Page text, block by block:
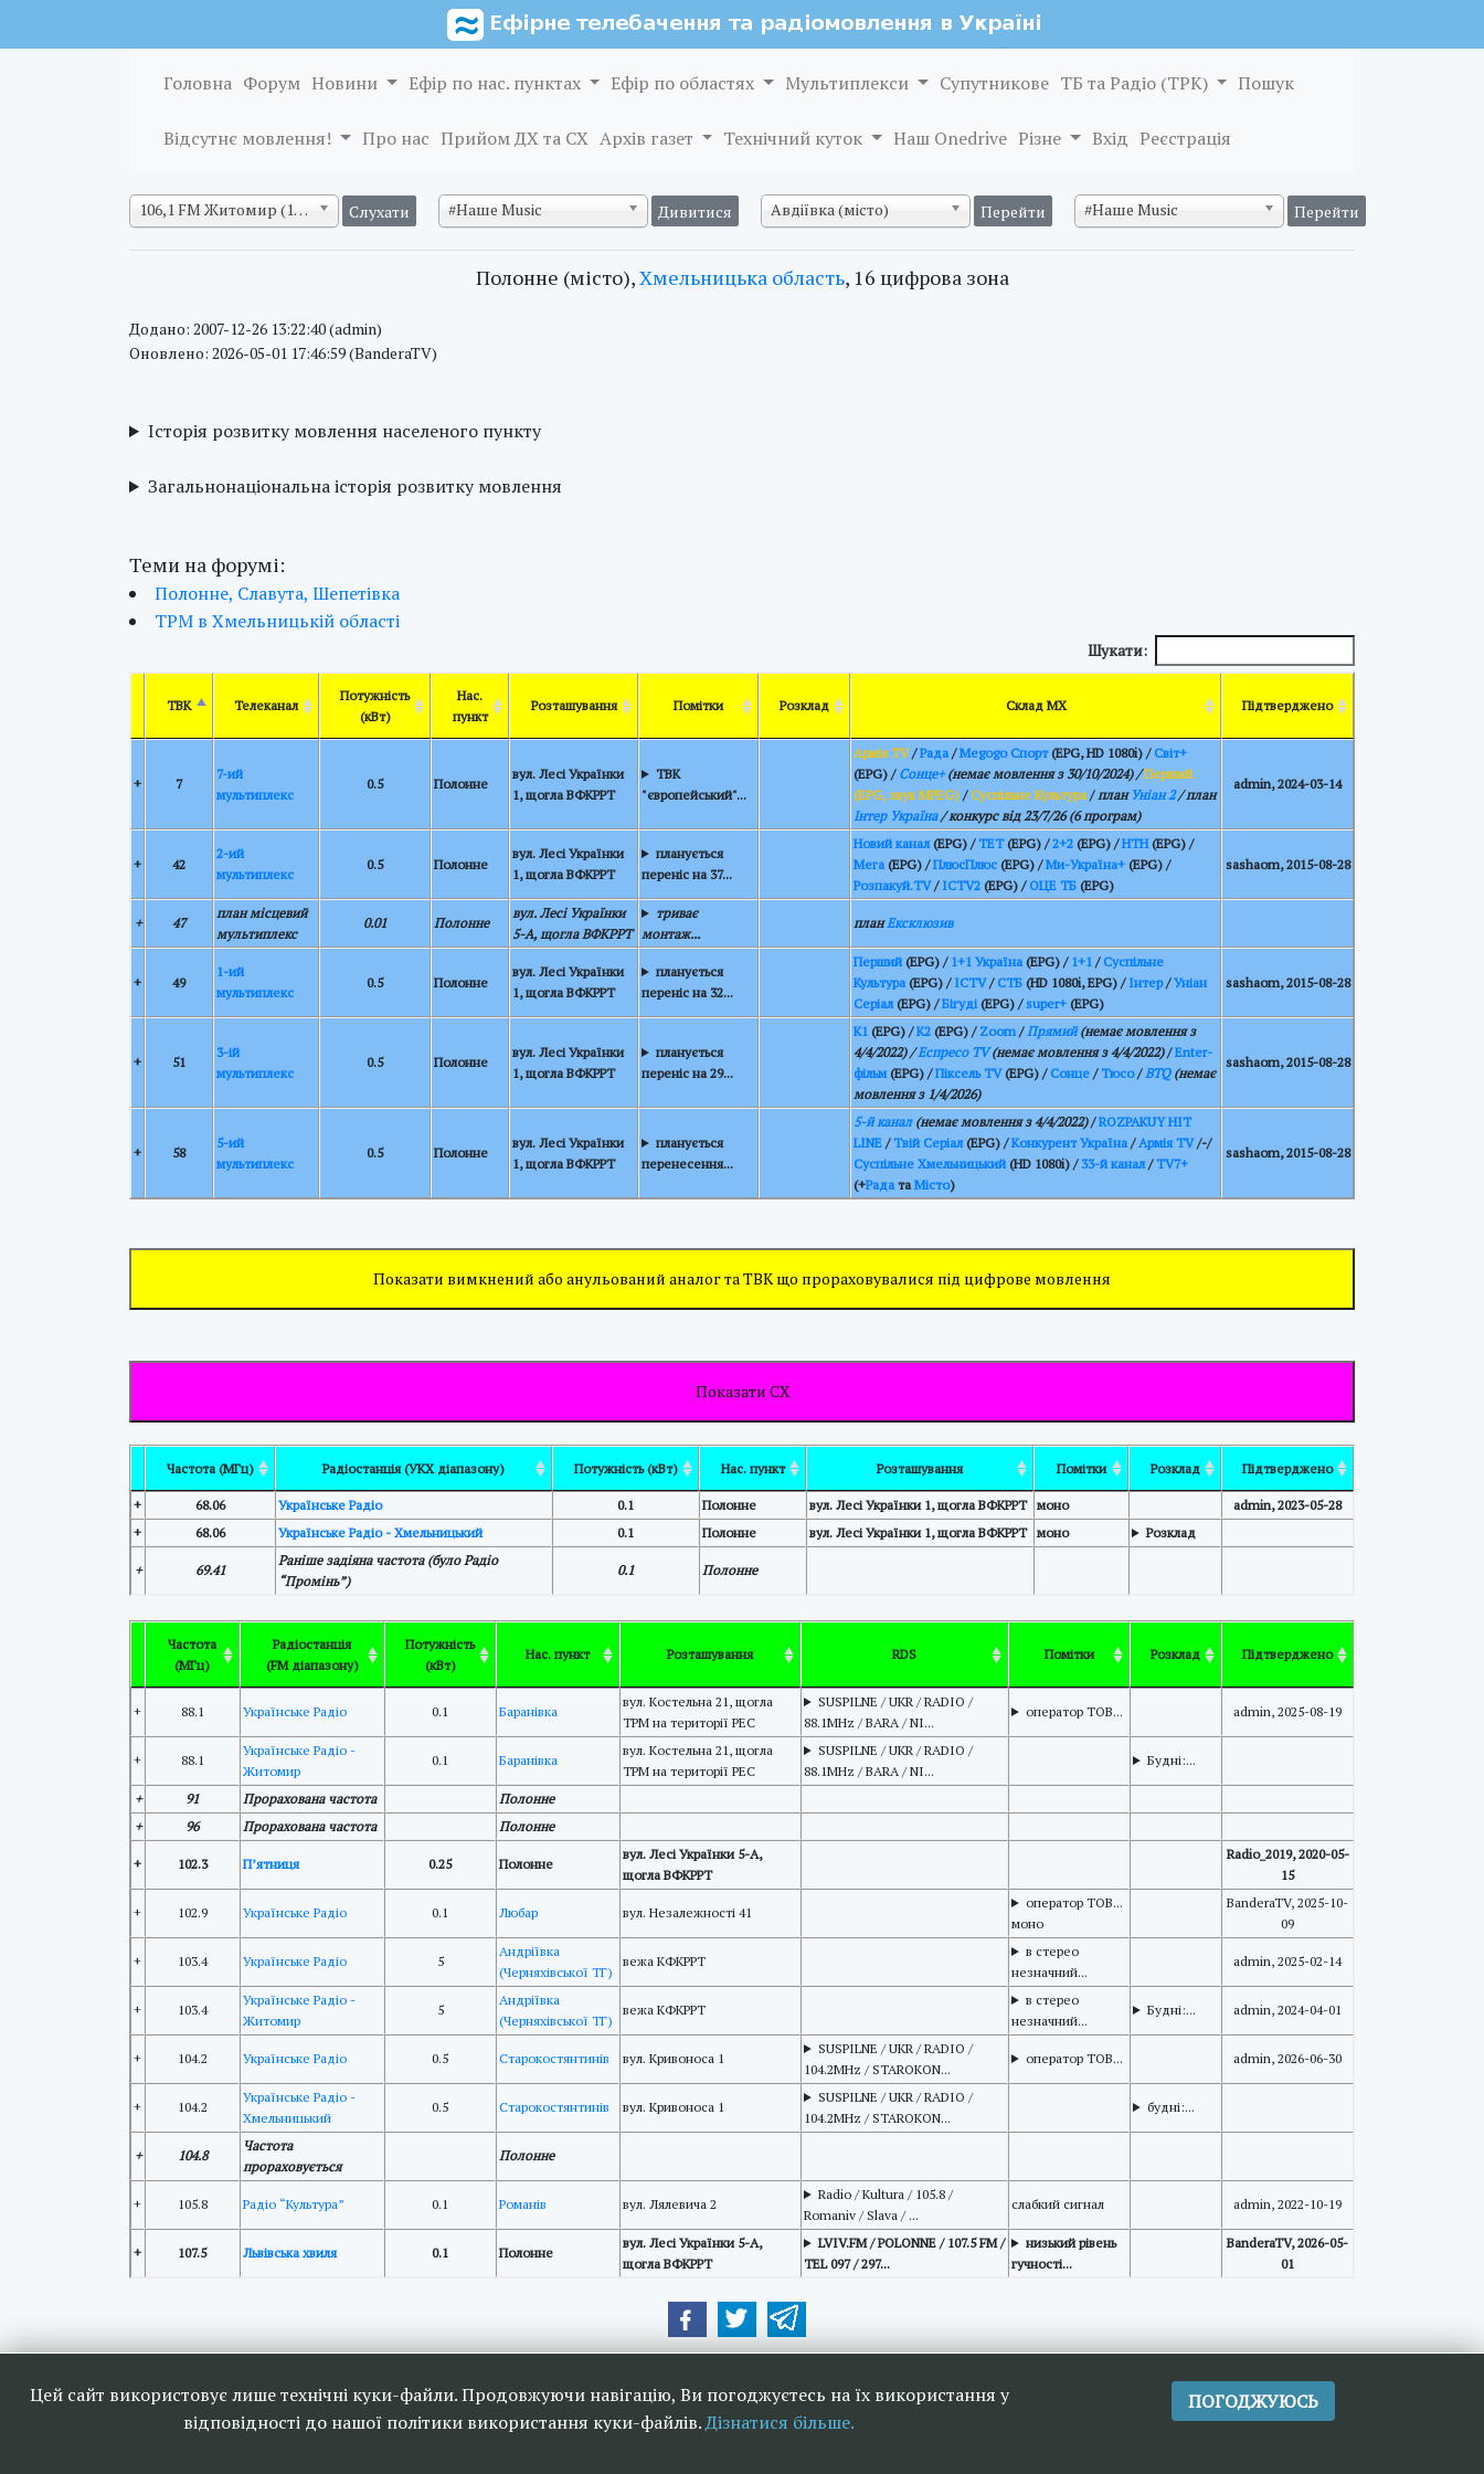
Головна Форум Новини Ефір по нас. пунктах Ефір по областях Мультиплекси Супутникове ТБ та Радіо (ТРК) Пошук
Відсутнє мовлення! Про нас Прийом ДХ та СХ Архів газет Технічний куток Наш Onedrive Різне Вхід Реєстрація
106,1 FM Житомир (128 кб/с) #Наше Music Авдіївка (місто) #Наше Music
Полонне (місто),Хмельницька область, 16 цифрова зона
Додано: 2007-12-26 13:22:40 (admin)
Оновлено: 2026-05-01 17:46:59 (BanderaTV)
Історія розвитку мовлення населеного пункту
Загальнонаціональна історія розвитку мовлення
Теми на форумі:
Полонне, Славута, Шепетівка
ТРМ в Хмельницькій області
Шукати:
ТВК Телеканал
Потужність
(кВт)
Нас.
пункт
Розташування Помітки Розклад Склад МХ Підтверджено
+ 7
7-ий
мультиплекс
0.5 Полонне
вул. Лесі Українки
1, щогла ВФКРРТ
ТВК
"європейський"...
Армія TV/Рада /Megogo Спорт(EPG, HD 1080i) / Світ+
(EPG) / Сонце+(немає мовлення з 30/10/2024) /Перший
(EPG, звук MPEG) /Суспільне Культура/план Уніан 2/ план
Інтер Україна/ конкурс від 23/7/26 (6 програм)
admin, 2024-03-14
+ 42
2-ий
мультиплекс
0.5 Полонне
вул. Лесі Українки
1, щогла ВФКРРТ
планується
переніс на 37...
Новий канал(EPG) / ТЕТ(EPG) /2+2 (EPG) /НТН(EPG) /
Мега (EPG) /ПлюсПлюс (EPG) /Ми-Україна+ (EPG) /
Розпакуй.TV/ ICTV2 (EPG) / ОЦЕ ТБ (EPG)
sashaom, 2015-08-28
+ 47
план місцевий
мультиплекс
0.01 Полонне
вул. Лесі Українки
5-А, щогла ВФКРРТ
триває
монтаж...
планЕксклюзив
+ 49
1-ий
мультиплекс
0.5 Полонне
вул. Лесі Українки
1, щогла ВФКРРТ
планується
переніс на 32...
Перший(EPG) / 1+1 Україна (EPG) / 1+1 / Суспільне
Культура (EPG) / ICTV/ СТБ (HD 1080i, EPG) / Інтер/Уніан
Серіал(EPG) /Бігуді(EPG) / super+ (EPG)
sashaom, 2015-08-28
+ 51
3-ій
мультиплекс
0.5 Полонне
вул. Лесі Українки
1, щогла ВФКРРТ
планується
переніс на 29...
К1 (EPG) /К2 (EPG) / Zoom/Прямий(немає мовлення з
4/4/2022) /Еспресо TV(немає мовлення з 4/4/2022)/Enter-
фільм(EPG) /Піксель TV(EPG) / Сонце / Тюсо/BTQ(немає
мовлення з 1/4/2026)
sashaom, 2015-08-28
+ 58
5-ий
мультиплекс
0.5 Полонне
вул. Лесі Українки
1, щогла ВФКРРТ
планується
перенесення...
5-й канал(немає мовлення з 4/4/2022)/ROZPAKUY HIT
LINE / Твій Серіал(EPG) /Конкурент Україна /Армія TV/-/
Суспільне Хмельницький(HD 1080i) / 33-й канал/ TV7+
(+Рада таМісто)
sashaom, 2015-08-28
Показати вимкнений або анульований аналог та ТВК що прораховувалися під цифрове мовлення
Частота (КГц) Радіостанція (СХ діапазону) Потужність (кВт) Нас. пункт Розташування Помітки Розклад Підтверджено
+ 1593 5 Полонне моно
Показати СХ
Частота (МГц) Радіостанція (УКХ діапазону) Потужність (кВт) Нас. пункт Розташування Помітки Розклад Підтверджено
+ 68.06 Українське Радіо 0.1 Полонне вул. Лесі Українки 1, щогла ВФКРРТ моно
admin, 2023-05-28
+
68.06 Українське Радіо - Хмельницький 0.1 Полонне вул. Лесі Українки 1, щогла ВФКРРТ моно Розклад
+ 69.41
Раніше задіяна частота (було Радіо
“Промінь”)
0.1 Полонне
Частота
(МГц)
Радіостанція
(FM діапазону)
Потужність
(кВт)
Нас. пункт Розташування RDS Помітки Розклад Підтверджено
+ 88.1 Українське Радіо 0.1 Баранівка
вул. Костельна 21, щогла
ТРМ на території РЕС
SUSPILNE / UKR / RADIO /
88.1MHz / BARA / NI...
оператор ТОВ... admin, 2025-08-19
+ 88.1
Українське Радіо -
Житомир
0.1 Баранівка
вул. Костельна 21, щогла
ТРМ на території РЕС
SUSPILNE / UKR / RADIO /
88.1MHz / BARA / NI...
Будні:...
+ 91 Прорахована частота
Полонне
+
96 Прорахована частота Полонне
+ 102.3 П’ятниця 0.25 Полонне
вул. Лесі Українки 5-А,
щогла ВФКРРТ
Radio_2019, 2020-05-
15
+ 102.9 Українське Радіо 0.1 Любар вул. Незалежності 41
оператор ТОВ...
моно
BanderaTV, 2025-10-
09
+ 103.4 Українське Радіо 5
Андріївка
(Черняхівської ТГ)
вежа КФКРРТ
в стерео
незначний...
admin, 2025-02-14
+ 103.4
Українське Радіо -
Житомир
5
Андріївка
(Черняхівської ТГ)
вежа КФКРРТ
в стерео
незначний...
Будні:... admin, 2024-04-01
+ 104.2 Українське Радіо 0.5 Старокостянтинів вул. Кривоноса 1
SUSPILNE / UKR / RADIO /
104.2MHz / STAROKON...
оператор ТОВ... admin, 2026-06-30
+ 104.2
Українське Радіо -
Хмельницький
0.5 Старокостянтинів вул. Кривоноса 1
SUSPILNE / UKR / RADIO /
104.2MHz / STAROKON...
будні:...
+ 104.8
Частота
прораховується
Полонне
+ 105.8 Радіо “Культура” 0.1 Романів вул. Лялевича 2
Radio / Kulturа / 105.8 /
Romaniv / Slava / ...
слабкий сигнал admin, 2022-10-19
+ 107.5 Львівська хвиля 0.1 Полонне
вул. Лесі Українки 5-А,
щогла ВФКРРТ
LVIV.FM / POLONNE / 107.5 FM /
TEL 097 / 297...
низький рівень
гучності...
BanderaTV, 2026-05-
01
Цей сайт використовує лише технічні куки-файли. Продовжуючи навігацію, Ви погоджуєтесь на їх використання у
відповідності до нашої політики використання куки-файлів.Дізнатися більше.
ПОГОДЖУЮСЬ